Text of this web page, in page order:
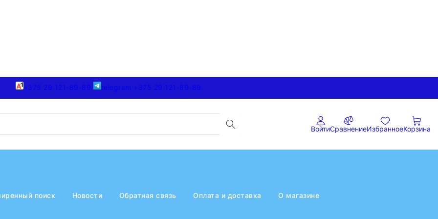
+375 29 121-89-89 telegram +375 29 121-89-89
ВойтиСравнениеИзбранноеКорзина
поиск Новости Обратная связь Оплата и доставка О магазине